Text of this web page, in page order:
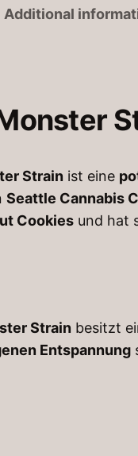
Additional
Strain ist eine
Seattle Cannabis
Cookies und hat
Strainbesitzt
Entspannung